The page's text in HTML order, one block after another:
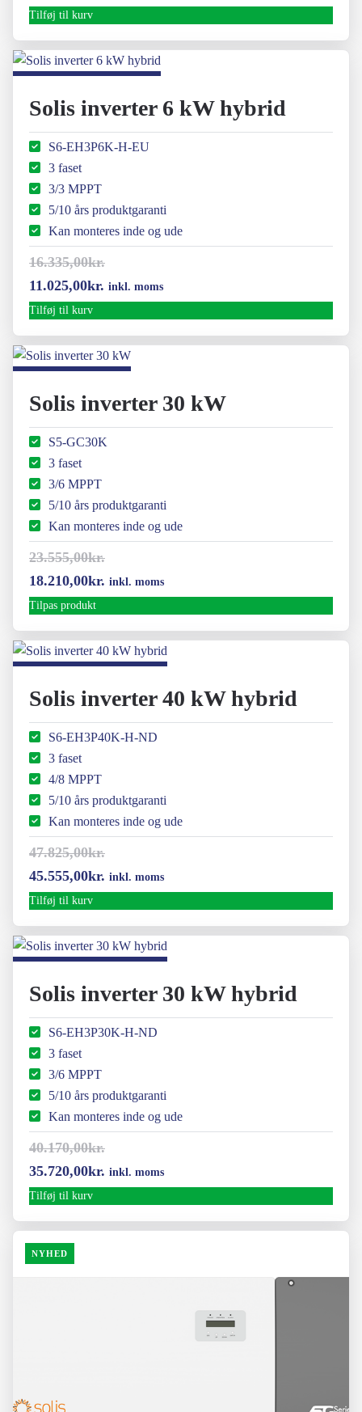
oprindelige
pris
var:
pris
er:
Tilføj til kurv
Solis inverter 6 kW hybrid
S6-EH3P6K-H-EU
3 faset
3/3 MPPT
5/10 års produktgaranti
Kan monteres inde og ude
16.335,00kr.
Den
oprindelige
pris
var:
11.025,00kr. Den
pris
er:
inkl. moms
Tilføj til kurv
Solis inverter 30 kW
S5-GC30K
3 faset
3/6 MPPT
5/10 års produktgaranti
Kan monteres inde og ude
23.555,00kr.
Den
oprindelige
pris
var:
18.210,00kr. Den
pris
er:
inkl. moms
Tilpas produkt
Solis inverter 40 kW hybrid
S6-EH3P40K-H-ND
3 faset
4/8 MPPT
5/10 års produktgaranti
Kan monteres inde og ude
47.825,00kr.
Den
oprindelige
pris
var:
45.555,00kr. Den
pris
er:
inkl. moms
Tilføj til kurv
Solis inverter 30 kW hybrid
S6-EH3P30K-H-ND
3 faset
3/6 MPPT
5/10 års produktgaranti
Kan monteres inde og ude
40.170,00kr.
Den
oprindelige
pris
var:
40.170,00kr..
35.720,00kr. Den
pris
inkl. moms
Tilføj til kurv
NYHED